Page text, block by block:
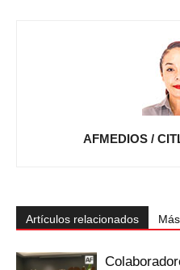
AFMEDIOS /
Artículos relacionados